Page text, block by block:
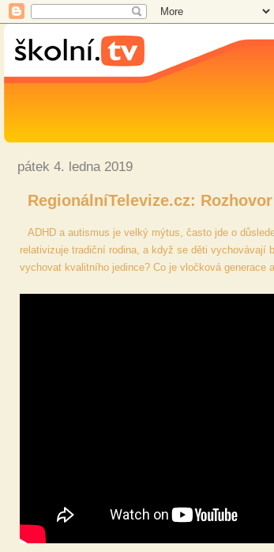
pátek 4. ledna 2019
RegionálníTelevize.cz:
ADHD a autismus je velký mýtus, často jde o
relativizuje tradiční rodina, a když se děti vychovávají
vychovat kvalitního jedince? Co je vločková